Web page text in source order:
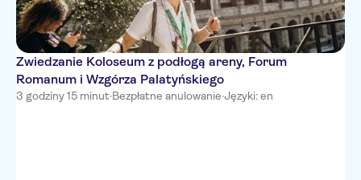
Hearth Hotel
MONTREAL
Rosetta Inn
Zwiedzanie Koloseum z podłogą areny, Forum
Romanum i Wzgórza Palatyńskiego
3 godziny 15 minut·Bezpłatne anulowanie·Języki: en